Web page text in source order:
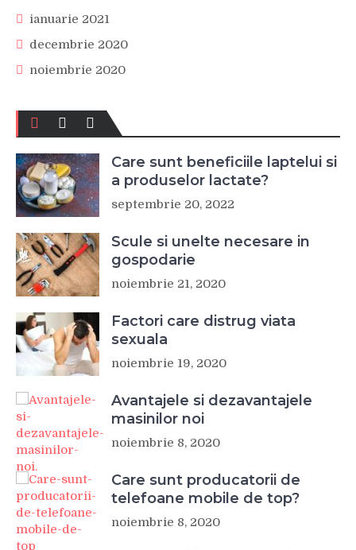
ianuarie 2021
decembrie 2020
noiembrie 2020
Care sunt beneficiile laptelui si
a produselor lactate?
septembrie 20, 2022
Scule si unelte necesare in
gospodarie
noiembrie 21, 2020
Factori care distrug viata
sexuala
noiembrie 19, 2020
Avantajele si dezavantajele
masinilor noi
noiembrie 8, 2020
Care sunt producatorii de
telefoane mobile de top?
noiembrie 8, 2020